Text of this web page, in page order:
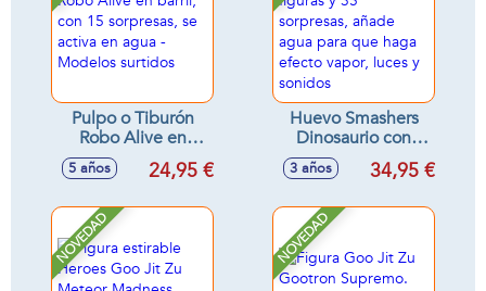
Pulpo o Tiburón
Robo Alive en
barril, con 15
sorpresas, se activa
surtidos
5 años 24,95 €
Huevo Smashers
Dinosaurio con
figuras y 35
sorpresas, añade
haga efecto vapor,
luces y sonidos
3 años 34,95 €
NOVEDAD NOVEDAD